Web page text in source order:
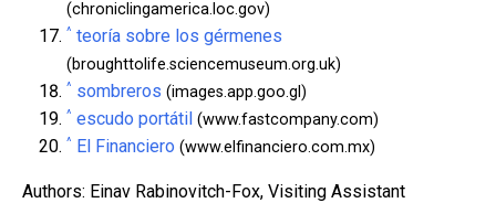
(chroniclingamerica.loc.gov)
^ teoría sobre los gérmenes
(broughttolife.sciencemuseum.org.uk)
^ sombreros (images.app.goo.gl)
^ escudo portátil (www.fastcompany.com)
^ El Financiero (www.elfinanciero.com.mx)
Authors: Einav Rabinovitch-Fox, Visiting Assistant